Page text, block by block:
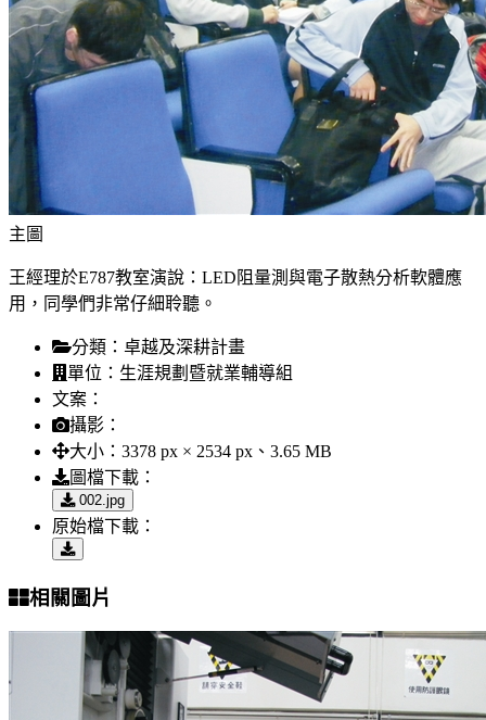
主圖
王經理於E787教室演說：LED阻量測與電子散熱分析軟體應
用，同學們非常仔細聆聽。
分類： 卓越及深耕計畫
單位： 生涯規劃暨就業輔導組
文案：
攝影：
大小： 3378 px × 2534 px、3.65 MB
圖檔下載：
002.jpg
原始檔下載：
相關圖片